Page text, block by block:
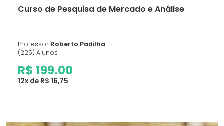
Curso de Pesquisa de Mercado e Análise
Professor Roberto Padilha
(225) Alunos
R$ 199.00
12x de R$ 16,75